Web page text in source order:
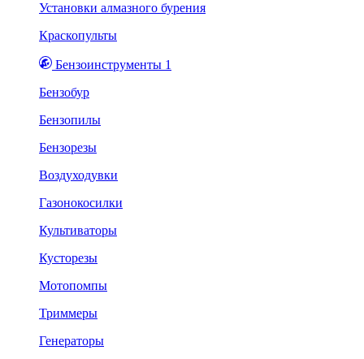
Установки алмазного бурения
Краскопульты
Бензоинструменты 1
Бензобур
Бензопилы
Бензорезы
Воздуходувки
Газонокосилки
Культиваторы
Кусторезы
Мотопомпы
Триммеры
Генераторы